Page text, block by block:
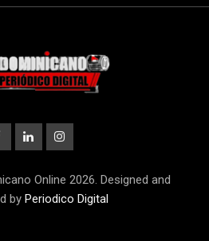
Online 2026. Designed and
by Periodico Digital